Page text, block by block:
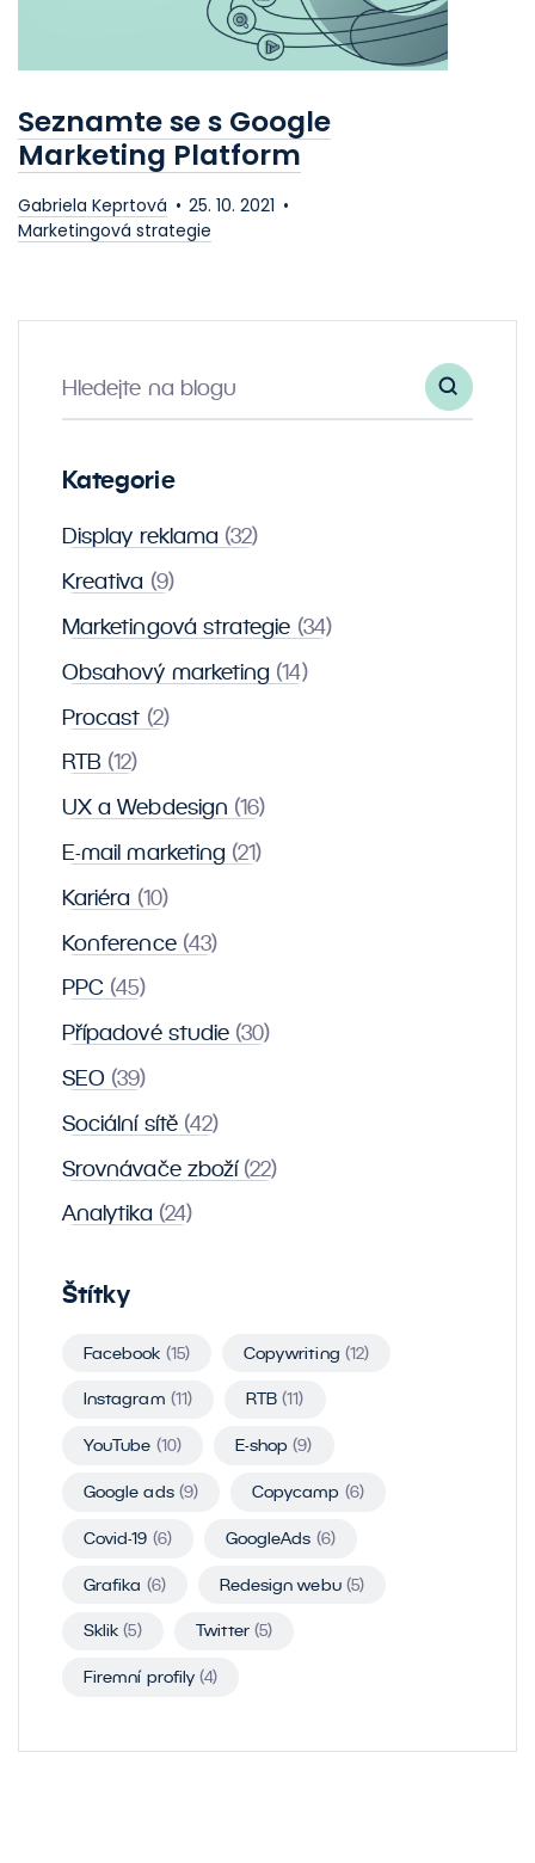
Seznamte se s Google
Marketing Platform
Gabriela Keprtová
25. 10. 2021
Marketingová strategie
Hledejte na blogu
Kategorie
Display reklama (32)
Kreativa (9)
Marketingová strategie (34)
Obsahový marketing (14)
Procast (2)
RTB (12)
UX a Webdesign (16)
E-mail marketing (21)
Kariéra (10)
Konference (43)
PPC (45)
Případové studie (30)
SEO (39)
Sociální sítě (42)
Srovnávače zboží(22)
Analytika (24)
Štítky
Facebook (15) Copywriting (12)
Instagram (11) RTB(11)
YouTube (10) E-shop(9)
Google ads (9) Copycamp (6)
Covid-19 (6) GoogleAds (6)
Grafika (6) Redesign webu (5)
Sklik(5) Twitter(5)
Firemní profily(4)